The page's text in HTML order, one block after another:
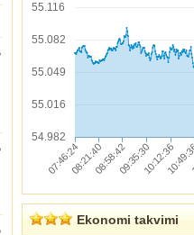
55.116
55.082
55.049
55.016
54.982
Ekonomi takvimi